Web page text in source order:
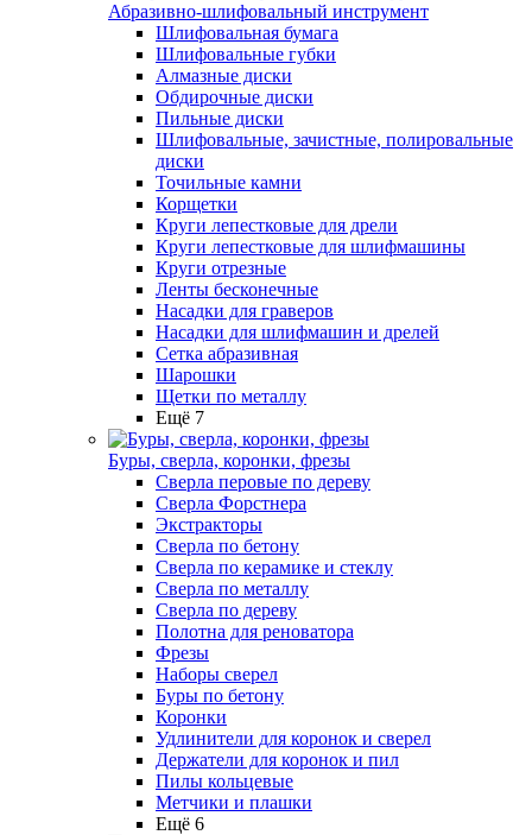
Абразивно-шлифовальный инструмент
Шлифовальная бумага
Шлифовальные губки
Алмазные диски
Обдирочные диски
Пильные диски
Шлифовальные, зачистные, полировальные
диски
Точильные камни
Корщетки
Круги лепестковые для дрели
Круги лепестковые для шлифмашины
Круги отрезные
Ленты бесконечные
Насадки для граверов
Насадки для шлифмашин и дрелей
Сетка абразивная
Шарошки
Щетки по металлу
Ещё 7
Буры, сверла, коронки, фрезы
Сверла перовые по дереву
Сверла Форстнера
Экстракторы
Сверла по бетону
Сверла по керамике и стеклу
Сверла по металлу
Сверла по дереву
Полотна для реноватора
Фрезы
Наборы сверел
Буры по бетону
Коронки
Удлинители для коронок и сверел
Держатели для коронок и пил
Пилы кольцевые
Метчики и плашки
Ещё 6